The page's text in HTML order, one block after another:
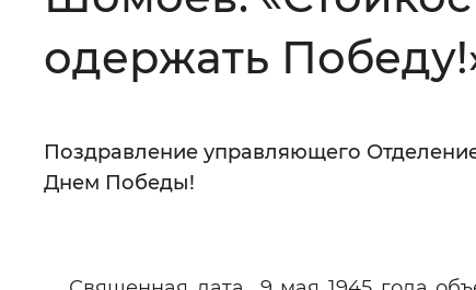
Монохромный
одержать
Поздравление управляющего
Днем Победы!
Дорогие